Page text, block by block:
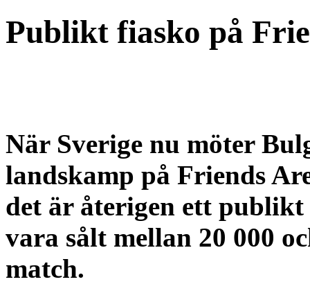
Publikt fiasko på
När Sverige nu möter
landskamp på Friends
det är återigen ett
vara sålt mellan 20 000
match.